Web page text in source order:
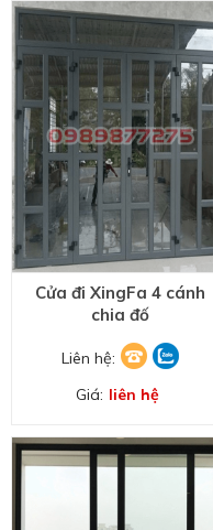
Cửa đi XingFa 4 cánh
chia đố
Liên hệ:
Giá: liên hệ